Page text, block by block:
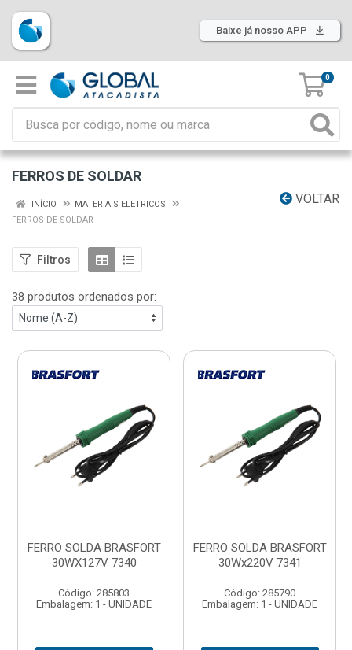
Baixe já nosso APP
0
FERROS DE SOLDAR
VOLTAR
INÍCIO
MATERIAIS ELETRICOS
FERROS DE SOLDAR
Filtros
38 produtos ordenados por:
FERRO SOLDA BRASFORT
30WX127V 7340
Código: 285803
Embalagem: 1 - UNIDADE
FERRO SOLDA BRASFORT
30Wx220V 7341
Código: 285790
Embalagem: 1 - UNIDADE